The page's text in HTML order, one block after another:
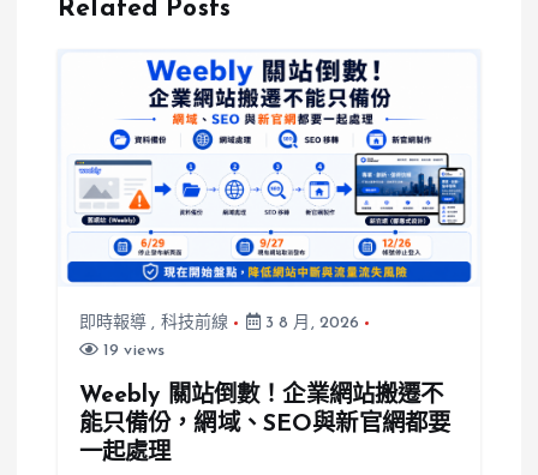
500萬元
Related Posts
即時報導 , 科技前線
3 8 月, 2026
19 views
Weebly 關站倒數！企業網站搬遷不
能只備份，網域、SEO與新官網都要
一起處理